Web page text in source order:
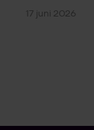
17 juni 2026 –